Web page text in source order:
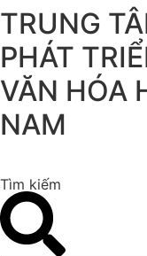
Chuyển
đến
nội
dung
TRUNG
PHÁT
VĂN HÓA
NAM
Tìm kiếm